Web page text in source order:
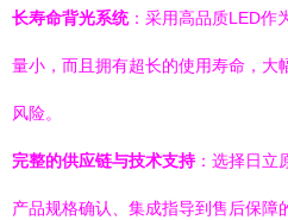
长寿命背光系统：采用高品质LED作
量小，而且拥有超长的使用寿命，大
风险。
完整的供应链与技术支持：选择日立
产品规格确认、集成指导到售后保障